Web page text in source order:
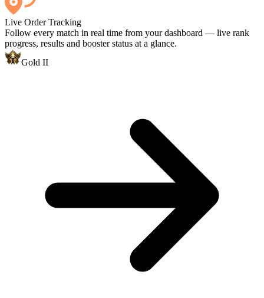
Live Order Tracking
Follow every match in real time from your dashboard — live rank
progress, results and booster status at a glance.
Gold II